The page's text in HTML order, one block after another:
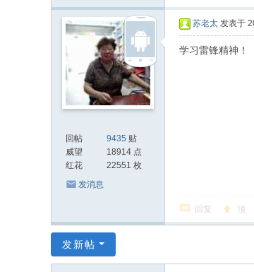
回帖 9435 贴
威望
18914 点
红花
22551 枚
发消息
苏老太 发表于
学习雷锋精神！
回复 顶
发新帖